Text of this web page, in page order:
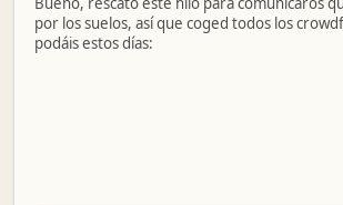
por los suelos, así que coged todos los
podáis estos días: